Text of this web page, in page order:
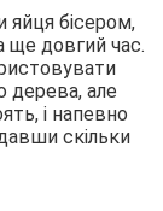
яйця бісером,
ще довгий час.
дерева, але
і напевно
скільки